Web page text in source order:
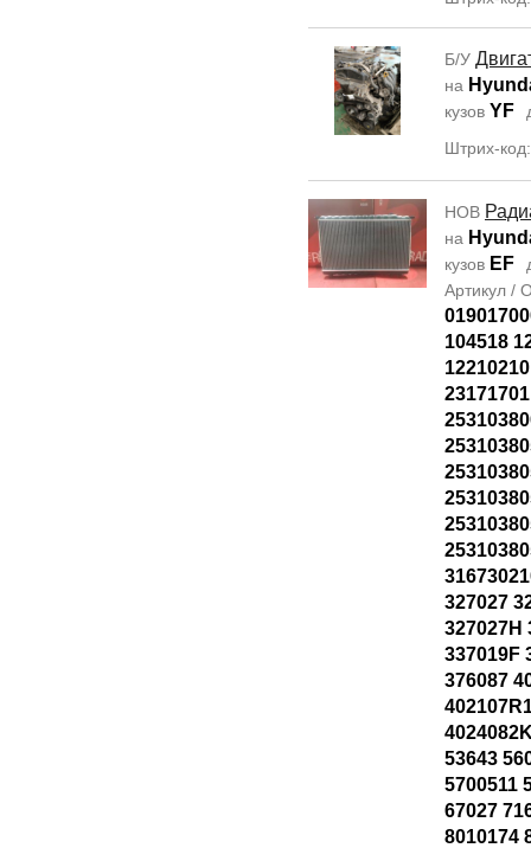
Б/У
на
кузов YF
Штрих-
НОВ
на
кузов EF
Артикул /
104518
327027
327027H
337019F
376087
53643
5700511
67027
8010174